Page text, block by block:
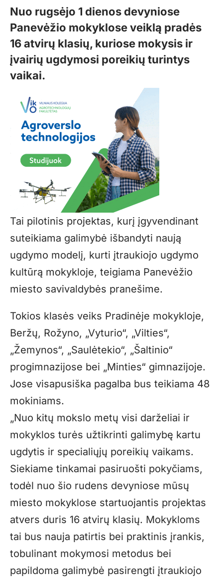
Nuo rugsėjo 1 dienos devyniose
Panevėžio mokyklose veiklą pradės
16 atvirų klasių, kuriose mokysis ir
įvairių ugdymosi poreikių turintys
vaikai.
Tai pilotinis projektas, kurį įgyvendinant
suteikiama galimybė išbandyti naują
ugdymo modelį, kurti įtraukiojo ugdymo
kultūrą mokykloje, teigiama Panevėžio
miesto savivaldybės pranešime.
Tokios klasės veiks Pradinėje mokykloje,
Beržų, Rožyno, „Vyturio“, „Vilties“,
„Žemynos“, „Saulėtekio“, „Šaltinio“
progimnazijose bei „Minties“ gimnazijoje.
Jose visapusiška pagalba bus teikiama 48
mokiniams.
„Nuo kitų mokslo metų visi darželiai ir
mokyklos turės užtikrinti galimybę kartu
ugdytis ir specialiųjų poreikių vaikams.
Siekiame tinkamai pasiruošti pokyčiams,
todėl nuo šio rudens devyniose mūsų
miesto mokyklose startuojantis projektas
atvers duris 16 atvirų klasių. Mokykloms
tai bus nauja patirtis bei praktinis įrankis,
tobulinant mokymosi metodus bei
papildoma galimybė pasirengti įtraukiojo